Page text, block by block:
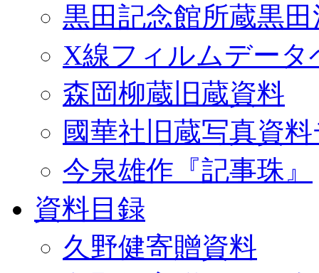
黒田記念館所蔵黒
X線フィルムデータ
森岡柳蔵旧蔵資料
國華社旧蔵写真資
今泉雄作『記事珠』
資料目録
久野健寄贈資料